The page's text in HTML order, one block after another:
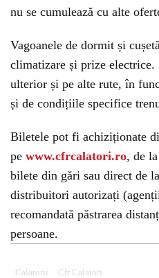
nu se cumulează cu alte
Vagoanele de dormit și
climatizare și prize
ulterior și pe alte rute, în
și de condițiile specifice
Biletele pot fi achiziționate
pe www.cfrcalatori.ro, de
bilete din gări sau direct de
distribuitori autorizați
recomandată păstrarea
persoane.
Calatorii Cfr Calatori